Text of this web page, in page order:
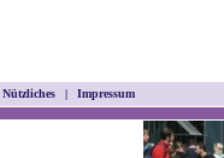
Nützliches | Impressum